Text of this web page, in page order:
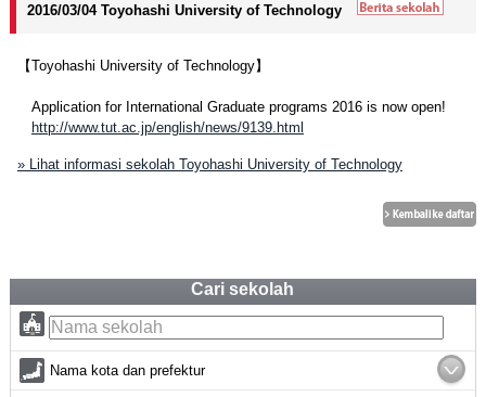
2016/03/04 Toyohashi University of Technology
【Toyohashi University of Technology】
Application for International Graduate programs 2016 is now open!
http://www.tut.ac.jp/english/news/9139.html
» Lihat informasi sekolah Toyohashi University of Technology
Cari sekolah
Nama kota dan prefektur